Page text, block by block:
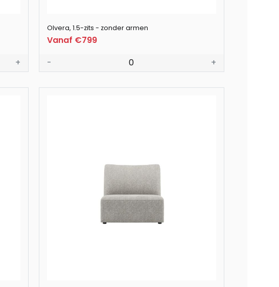
+
Olvera, 1.5-zits - zonder armen
Vanaf €799
-
0 +